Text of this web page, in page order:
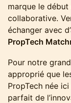
marque le début
collaborative.
échanger avec
PropTech
Pour notre
approprié que
PropTech née
parfait de